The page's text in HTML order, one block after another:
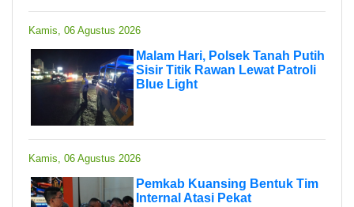
Kamis, 06 Agustus 2026
Malam Hari, Polsek Tanah Putih
Sisir Titik Rawan Lewat Patroli
Blue Light
Kamis, 06 Agustus 2026
Pemkab Kuansing Bentuk Tim
Internal Atasi Pekat